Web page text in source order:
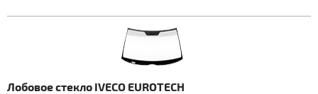
Лобовое стекло IVECO EUROTECH